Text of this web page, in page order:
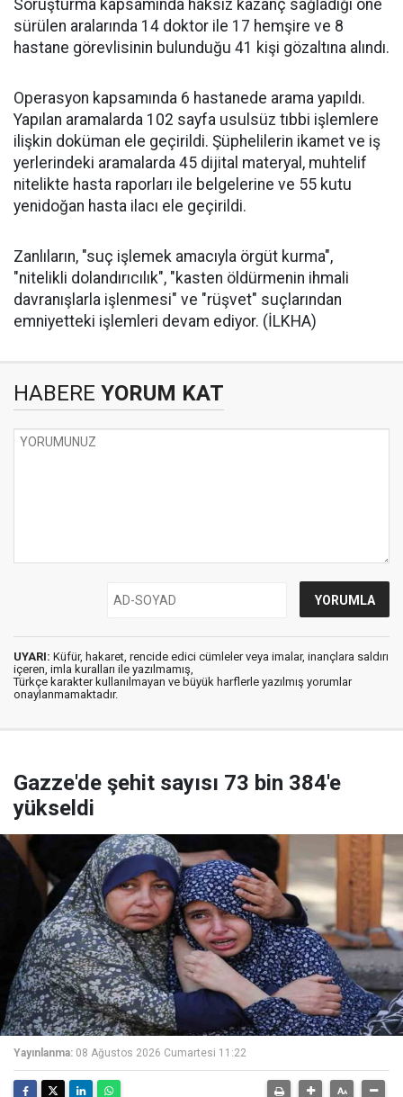
Soruşturma kapsamında haksız kazanç sağladığı öne
sürülen aralarında 14 doktor ile 17 hemşire ve 8
hastane görevlisinin bulunduğu 41 kişi gözaltına alındı.
Operasyon kapsamında 6 hastanede arama yapıldı.
Yapılan aramalarda 102 sayfa usulsüz tıbbi işlemlere
ilişkin doküman ele geçirildi. Şüphelilerin ikamet ve iş
yerlerindeki aramalarda 45 dijital materyal, muhtelif
nitelikte hasta raporları ile belgelerine ve 55 kutu
yenidoğan hasta ilacı ele geçirildi.
Zanlıların, "suç işlemek amacıyla örgüt kurma",
"nitelikli dolandırıcılık", "kasten öldürmenin ihmali
davranışlarla işlenmesi" ve "rüşvet" suçlarından
emniyetteki işlemleri devam ediyor. (İLKHA)
HABERE YORUM KAT
UYARI: Küfür, hakaret, rencide edici cümleler veya imalar, inançlara saldırı
içeren, imla kuralları ile yazılmamış,
Türkçe karakter kullanılmayan ve büyük harflerle yazılmış yorumlar
onaylanmamaktadır.
Gazze'de şehit sayısı 73 bin 384'e
yükseldi
Yayınlanma: 08 Ağustos 2026 Cumartesi 11:22